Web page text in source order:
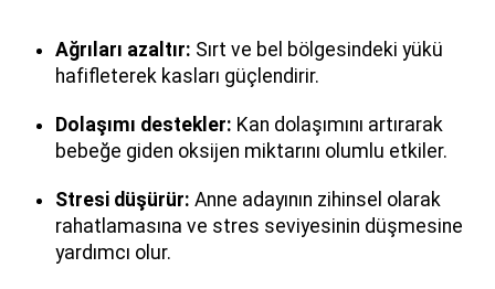
Ağrıları azaltır: Sırt ve bel bölgesindeki yükü
hafifleterek kasları güçlendirir.
Dolaşımı destekler: Kan dolaşımını artırarak
bebeğe giden oksijen miktarını olumlu etkiler.
Stresi düşürür: Anne adayının zihinsel olarak
rahatlamasına ve stres seviyesinin düşmesine
yardımcı olur.